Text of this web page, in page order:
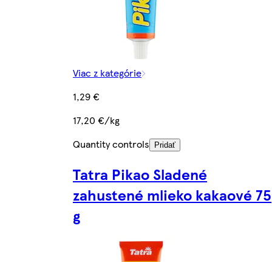
Viac z kategórie
1,29 €
17,20 €/kg
Quantity controls
Pridať
Tatra Pikao Sladené
zahustené mlieko kakaové 75
g